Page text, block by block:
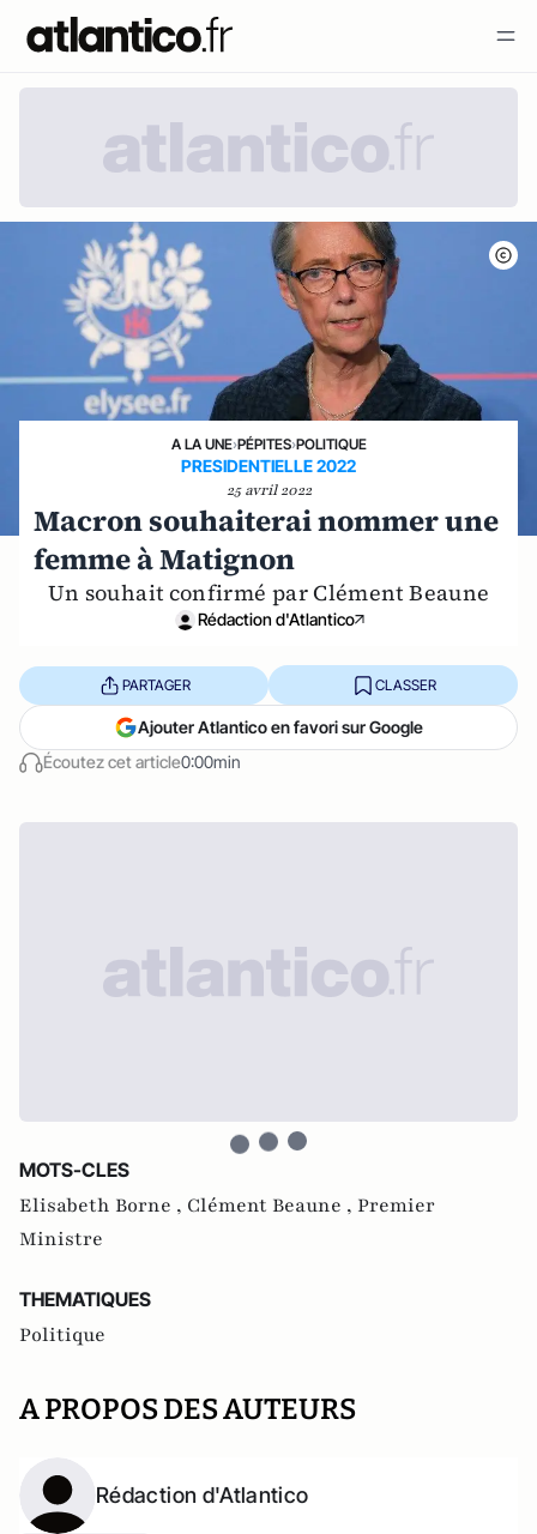
A LA UNE›PÉPITES›POLITIQUE
PRESIDENTIELLE 2022
25 avril 2022
Macron souhaiterai nommer une
femme à Matignon
Un souhait confirmé par Clément Beaune
Rédaction d'Atlantico
Écoutez cet article0:00min
PARTAGER CLASSER
Ajouter Atlantico en favori sur Google
MOTS-CLES
Elisabeth Borne , Clément Beaune , Premier
Ministre
THEMATIQUES
Politique
A PROPOS DES AUTEURS
Rédaction d'Atlantico